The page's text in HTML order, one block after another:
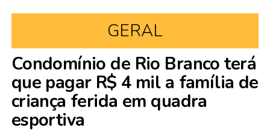
GERAL
Condomínio de Rio Branco terá
que pagar R$ 4 mil a família de
criança ferida em quadra
esportiva